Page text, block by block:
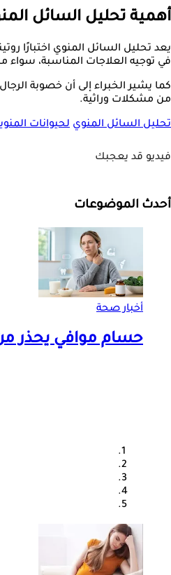
أهمية تحليل السائل
يعد تحليل السائل المنوي اختبارًا
في توجيه العلاجات المناسبة، سواء
كما يشير الخبراء إلى أن خصوبة
من مشكلات وراثية.
تحليل السائل المنوي لحيوانات
فيديو قد يعجبك
أحدث الموضوعات
أخبار صحة
حسام موافي يحذر